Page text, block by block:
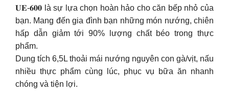
𝐔𝐄-𝟔𝟎𝟎 là sự lựa chọn hoàn hảo cho căn bếp nhỏ của
bạn. Mang đến gia đình bạn những món nướng, chiên
hấp dẫn giảm tới 90% lượng chất béo trong thực
phẩm.
Dung tích 6,5L thoải mái nướng nguyên con gà/vịt, nấu
nhiều thực phẩm cùng lúc, phục vụ bữa ăn nhanh
chóng và tiện lợi.